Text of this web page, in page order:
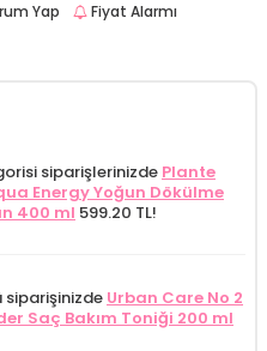
Yap Fiyat Alarmı
siparişlerinizde Plante
Energy Yoğun Dökülme
400 ml 599.20 TL!
siparişinizde Urban Care No 2
Saç Bakım Toniği 200 ml